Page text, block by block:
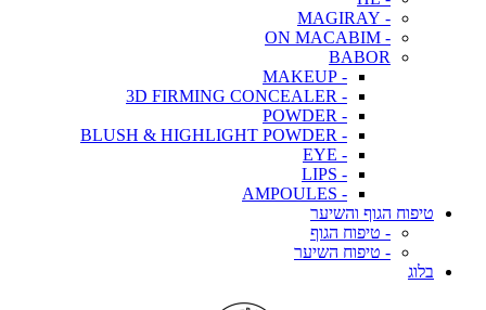
- MAGIRAY
- ON MACABIM
BABOR
- MAKEUP
- 3D FIRMING CONCEALER
- POWDER
- BLUSH & HIGHLIGHT POWDER
- EYE
- LIPS
- AMPOULES
טיפוח הגוף והשיער
- טיפוח הגוף
- טיפוח השיער
בלוג